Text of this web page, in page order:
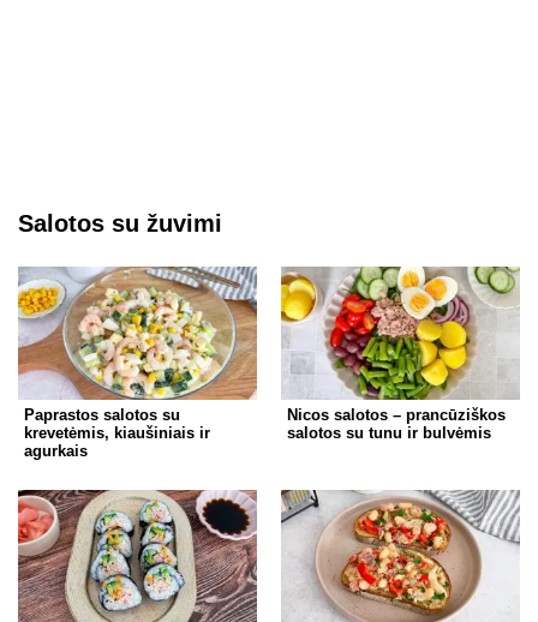
Salotos su žuvimi
Paprastos salotos su
krevetėmis, kiaušiniais ir
agurkais
Nicos salotos – prancūziškos
salotos su tunu ir bulvėmis